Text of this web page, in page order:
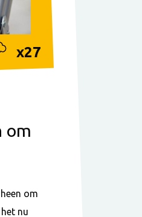
x27
om
om
nu